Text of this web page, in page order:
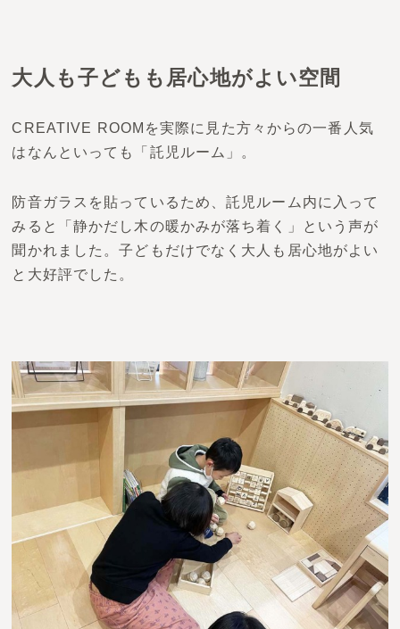
大人も子どもも居心地がよい空間
CREATIVE ROOMを実際に見た方々からの一番人気
はなんといっても「託児ルーム」。
防音ガラスを貼っているため、託児ルーム内に入って
みると「静かだし木の暖かみが落ち着く」という声が
聞かれました。子どもだけでなく大人も居心地がよい
と大好評でした。